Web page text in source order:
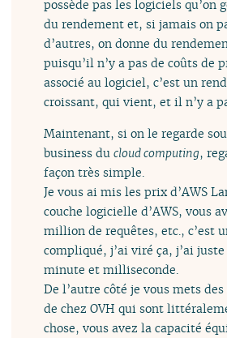
possède pas les logiciels qu’on
du rendement et, si jamais on
d’autres, on donne du
puisqu’il n’y a pas de coûts de
associé au logiciel, c’est un
croissant, qui vient, et il n’y a
Maintenant, si on le regarde
business ducloud computing,
façon très simple.
Je vous ai mis les prix d’AWS
couche logicielle d’AWS, vous
million de requêtes, etc., c’est
compliqué, j’ai viré ça, j’ai
minute et milliseconde.
De l’autre côté je vous mets des
de chez OVH qui sont
chose, vous avez la capacité